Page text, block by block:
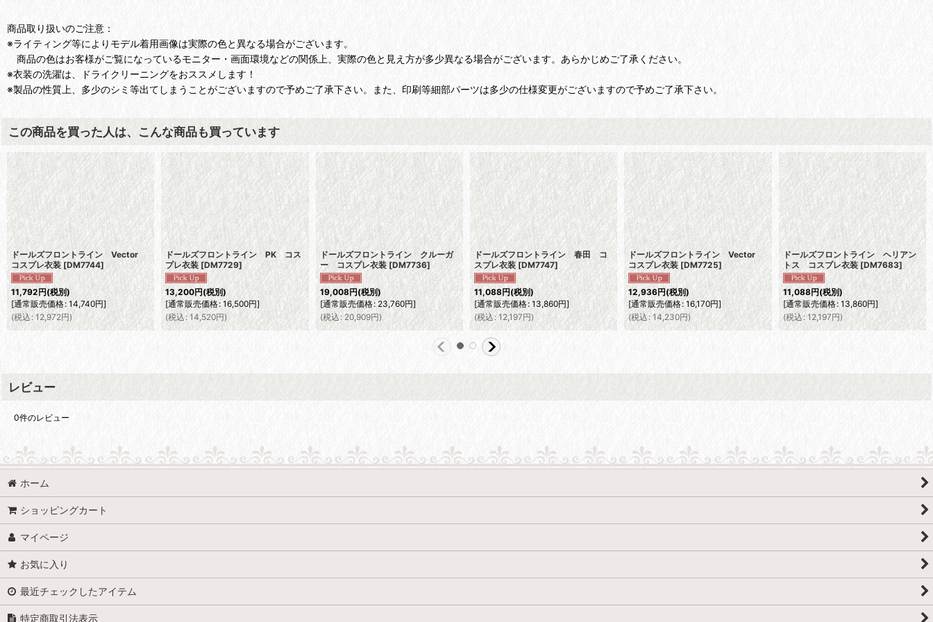
商品取り扱いのご注意：
※ライティング等によりモデル着用画像は実際の色と異なる場合がございます。
商品の色はお客様がご覧になっているモニター・画面環境などの関係上、実際の色と見え方が多少異なる場合がございます。あらかじめご了承ください。
※衣装の洗濯は、ドライクリーニングをおススメします！
※製品の性質上、多少のシミ等出てしまうことがございますので予めご了承下さい。また、印刷等細部パーツは多少の仕様変更がございますので予めご了承下さい。
この商品を買った人は、こんな商品も買っています
ドールズフロントライン Vector
コスプレ衣装 [DM7744]
11,792円(税別)
[通常販売価格: 14,740円]
(税込 : 12,972円)
ドールズフロントライン PK コス
プレ衣装 [DM7729]
13,200円(税別)
[通常販売価格: 16,500円]
(税込: 14,520円)
ドールズフロントライン クルーガ
ー コスプレ衣装 [DM7736]
19,008円(税別)
[通常販売価格: 23,760円]
(税込: 20,909円)
ドールズフロントライン 春田 コ
スプレ衣装 [DM7747]
11,088円(税別)
[通常販売価格: 13,860円]
(税込: 12,197円)
ドールズフロントライン Vector
コスプレ衣装 [DM7725]
12,936円(税別)
[通常販売価格: 16,170円]
(税込: 14,230円)
ドールズフロントライン ヘリアン
トス コスプレ衣装 [DM7683]
11,088円(税別)
[通常販売価格: 13,860円]
(税込: 12,197円)
レビュー
0件のレビュー
ホーム
ショッピングカート
マイページ
お気に入り
最近チェックしたアイテム
特定商取引法表示